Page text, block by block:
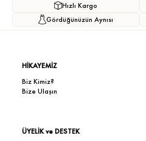
Hızlı Kargo
Gördüğünüzün Aynısı
HİKAYEMİZ
Biz Kimiz?
Bize Ulaşın
ÜYELİK ve DESTEK